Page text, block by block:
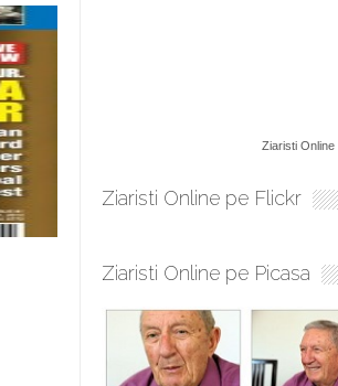
Ziaristi Online
Ziaristi Online pe Flickr
Ziaristi Online pe Picasa